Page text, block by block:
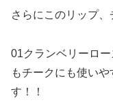
さらにこのリップ、
01クランベリーロ
もチークにも使い
す！！